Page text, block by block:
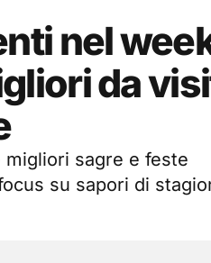
nel
da
sagre e feste
su sapori di